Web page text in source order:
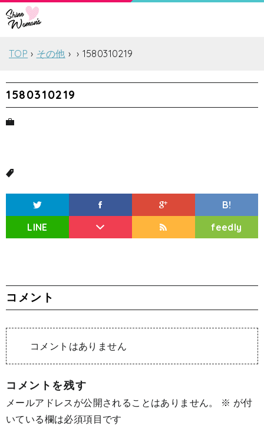
TOP その他 1580310219
1580310219
B!
LINE
feedly
コメント
コメントはありません
コメントを残す
メールアドレスが公開されることはありません。 ※ が付
いている欄は必須項目です